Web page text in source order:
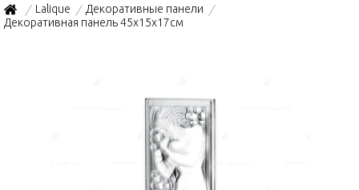
/ Lalique / Декоративные панели /
Декоративная панель 45x15x17см